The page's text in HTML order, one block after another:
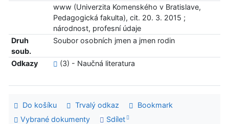
www (Univerzita Komenského v Bratislave,
Pedagogická fakulta), cit. 20. 3. 2015 ;
národnost, profesní údaje
Druh
soub.
Soubor osobních jmen a jmen rodin
Odkazy (3) - Naučná literatura
Do košíku Trvalý odkaz
Bookmark
Vybrané dokumenty
Sdílet